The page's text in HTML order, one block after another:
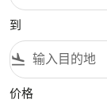
到
flight_land
价格